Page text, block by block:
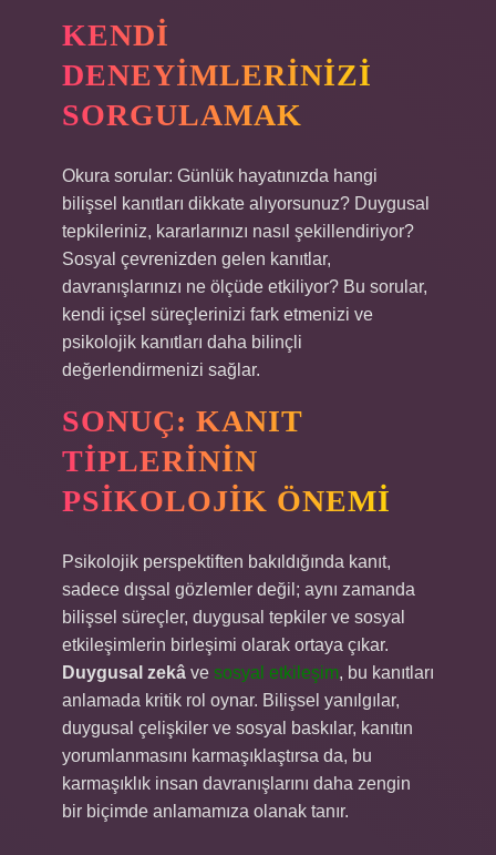
KENDI
DENEYIMLERINIZI
SORGULAMAK
Okura sorular: Günlük hayatınızda hangi
bilişsel kanıtları dikkate alıyorsunuz? Duygusal
tepkileriniz, kararlarınızı nasıl şekillendiriyor?
Sosyal çevrenizden gelen kanıtlar,
davranışlarınızı ne ölçüde etkiliyor? Bu sorular,
kendi içsel süreçlerinizi fark etmenizi ve
psikolojik kanıtları daha bilinçli
değerlendirmenizi sağlar.
SONUÇ: KANIT
TIPLERININ
PSIKOLOJIK ÖNEMI
Psikolojik perspektiften bakıldığında kanıt,
sadece dışsal gözlemler değil; aynı zamanda
bilişsel süreçler, duygusal tepkiler ve sosyal
etkileşimlerin birleşimi olarak ortaya çıkar.
Duygusal zekâ ve sosyal etkileşim, bu kanıtları
anlamada kritik rol oynar. Bilişsel yanılgılar,
duygusal çelişkiler ve sosyal baskılar, kanıtın
yorumlanmasını karmaşıklaştırsa da, bu
karmaşıklık insan davranışlarını daha zengin
bir biçimde anlamamıza olanak tanır.